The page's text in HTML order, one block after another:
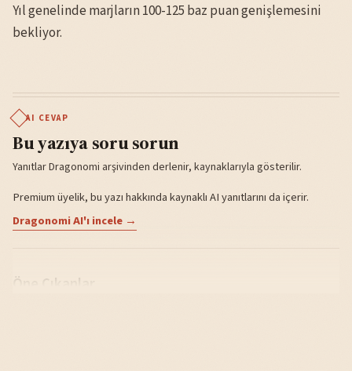
Yıl genelinde marjların 100-125 baz puan genişlemesini
bekliyor.
AI CEVAP
Bu yazıya soru sorun
Yanıtlar Dragonomi arşivinden derlenir, kaynaklarıyla gösterilir.
Premium üyelik, bu yazı hakkında kaynaklı AI yanıtlarını da içerir.
Dragonomi AI'ı incele →
Öne Çıkanlar